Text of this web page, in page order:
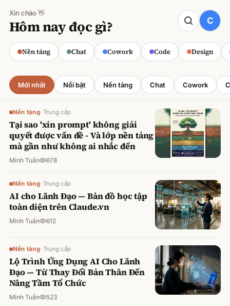
Xin chào 👋
Hôm nay đọc gì?
Nền tảng Chat Cowork Code Design
CODE
Claude cho Sales: Dự báo doanh số
chính xác
Minh Tuấn ·800 lượt xem
Mới nhất Nổi bật Nền tảng Chat Cowork
Nền tảng· Trung cấp
Tại sao 'xin prompt' không giải
quyết được vấn đề - Và lớp nền tảng
mà gần như không ai nhắc đến
Minh Tuấn 678
Nền tảng· Trung cấp
AI cho Lãnh Đạo — Bản đồ học tập
toàn diện trên Claude.vn
Minh Tuấn 612
Nền tảng· Trung cấp
Lộ Trình Ứng Dụng AI Cho Lãnh
Đạo — Từ Thay Đổi Bản Thân Đến
Nâng Tầm Tổ Chức
Minh Tuấn 523